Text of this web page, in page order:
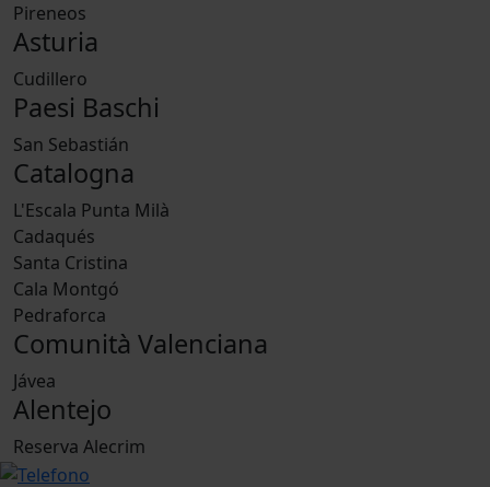
Pireneos
Asturia
Cudillero
Paesi Baschi
San Sebastián
Catalogna
L'Escala Punta Milà
Cadaqués
Santa Cristina
Cala Montgó
Pedraforca
Comunità Valenciana
Jávea
Alentejo
Reserva Alecrim